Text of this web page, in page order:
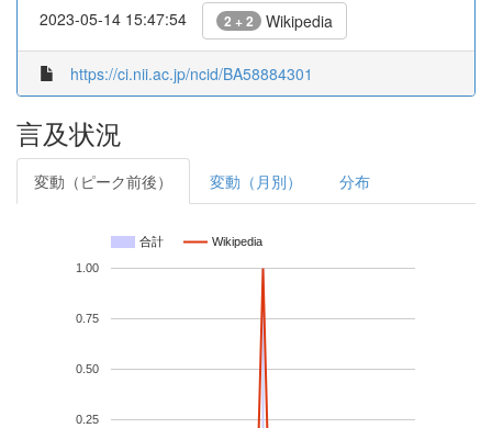
2023-05-14 15:47:54 2 + 2 Wikipedia
https://ci.nii.ac.jp/ncid/BA58884301
言及状況
変動（ピーク前後） 変動（月別） 分布
合計 Wikipedia
0.25
0.50
0.75
1.00